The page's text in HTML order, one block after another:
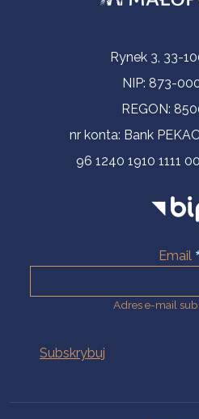
Informacje kontaktowe
Rynek 3, 33-
NIP: 873-
REGON:
nr konta: Bank
96 1240 1910 1111
Email
Adres e-mail